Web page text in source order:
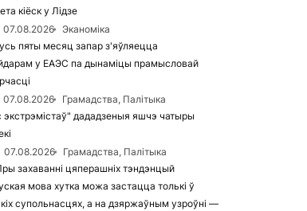
кіёск у Лідзе
07.08.2026
Эканоміка
пяты месяц запар з'яўляецца
у ЕАЭС па дынаміцы прамысловай
07.08.2026
Грамадства, Палітыка
экстрэмістаў" дададзеныя яшчэ чатыры
07.08.2026
Грамадства, Палітыка
захаванні цяперашніх тэндэнцый
мова хутка можа застацца толькі ў
супольнасцях, а на дзяржаўным узроўні —